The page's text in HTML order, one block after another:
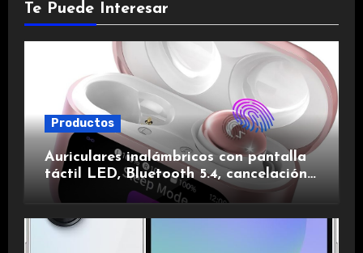
Te Puede Interesar
Productos
Auriculares inalámbricos con pantalla
táctil LED, Bluetooth 5.4, cancelación
de ruido, impermeables y de larga
duración.